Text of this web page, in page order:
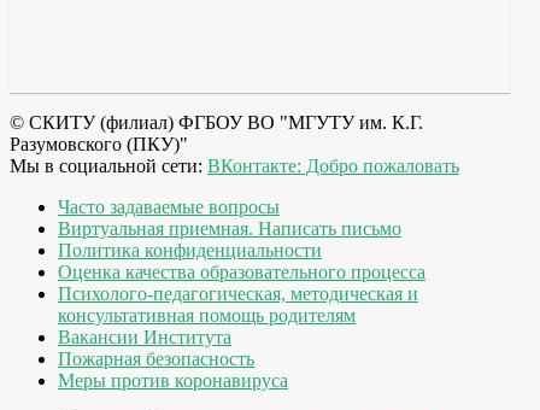
© СКИТУ (филиал) ФГБОУ ВО "МГУТУ им. К.Г.
Разумовского (ПКУ)"
Мы в социальной сети: ВКонтакте: Добро пожаловать
Часто задаваемые вопросы
Виртуальная приемная. Написать письмо
Политика конфиденциальности
Оценка качества образовательного процесса
Психолого-педагогическая, методическая и
консультативная помощь родителям
Вакансии Института
Пожарная безопасность
Меры против коронавируса